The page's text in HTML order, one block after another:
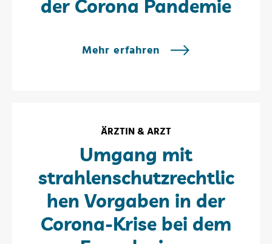
der Corona Pandemie
Mehr erfahren
ÄRZTIN & ARZT
Umgang mit
strahlenschutzrechtlic
hen Vorgaben in der
Corona-Krise bei dem